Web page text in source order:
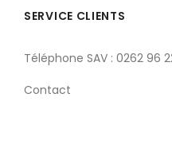
SERVICE CLIENTS
Téléphone SAV : 0262 96
Contact